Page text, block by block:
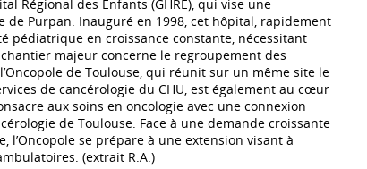
Régional des Enfants (GHRE), qui vise une
Purpan. Inauguré en 1998, cet hôpital, rapidement
pédiatrique en croissance constante, nécessitant
majeur concerne le regroupement des
de Toulouse, qui réunit sur un même site le
de cancérologie du CHU, est également au cœur
aux soins en oncologie avec une connexion
de Toulouse. Face à une demande croissante
l’Oncopole se prépare à une extension visant à
(extrait R.A.)